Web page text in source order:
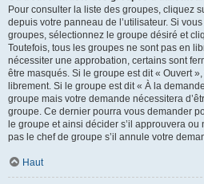
Pour consulter la liste des groupes, cliquez
depuis votre panneau de l’utilisateur. Si
groupes, sélectionnez le groupe désiré et
Toutefois, tous les groupes ne sont pas en
nécessiter une approbation, certains sont
être masqués. Si le groupe est dit « Ouvert
librement. Si le groupe est dit « À la
groupe mais votre demande nécessitera
groupe. Ce dernier pourra vous demander
le groupe et ainsi décider s’il approuvera
pas le chef de groupe s’il annule votre
Haut